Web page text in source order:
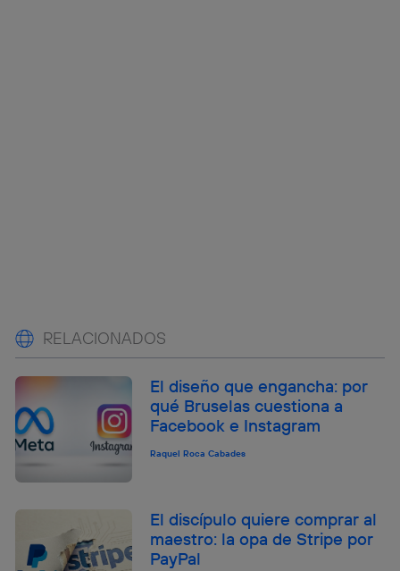
RELACIONADOS
El diseño que engancha: por
qué Bruselas cuestiona a
Facebook e Instagram
Raquel Roca Cabades
El discípulo quiere comprar al
maestro: la opa de Stripe por
PayPal